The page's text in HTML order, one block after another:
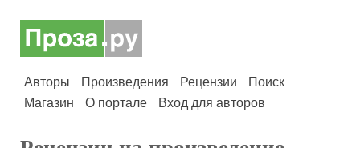
Авторы Произведения Рецензии
Поиск
Магазин
О портале Вход для авторов